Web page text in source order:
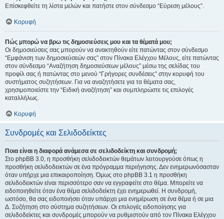
Επίσκεφθείτε τη λίστα μελών και πατήστε στον σύνδεσμο “Εύρεση μέλους”.
Κορυφή
Πώς μπορώ να βρω τις δημοσιεύσεις μου και τα θέματά μου;
Οι δημοσιεύσεις σας μπορούν να ανακτηθούν είτε πατώντας στον σύνδεσμο
“Εμφάνιση των δημοσιεύσεών σας” στον Πίνακα Ελέγχου Μέλους, είτε πατώντας
στον σύνδεσμο “Αναζήτηση δημοσιεύσεων μέλους” μέσω της σελίδας του
προφίλ σας ή πατώντας στο μενού “Γρήγορες συνδέσεις” στην κορυφή του
συστήματος συζητήσεων. Για να αναζητήσετε για τα θέματα σας,
χρησιμοποιείστε την “Ειδική αναζήτηση” και συμπληρώστε τις επιλογές
καταλλήλως.
Κορυφή
Συνδρομές και Σελιδοδείκτες
Ποια είναι η διαφορά ανάμεσα σε σελιδοδείκτη και συνδρομή;
Στο phpBB 3.0, η προσθήκη σελιδοδεικτών θεμάτων λειτουργούσε όπως η
προσθήκη σελιδοδεικτών σε ένα πρόγραμμα περιήγησης. Δεν ενημερωνόσασταν
όταν υπήρχε μια επικαιροποίηση. Όμως στο phpBB 3.1 η προσθήκη
σελιδοδεικτών είναι περισσότερο σαν να εγγραφείτε στο θέμα. Μπορείτε να
ειδοποιηθείτε όταν ένα θέμα σελιδοδείκτη έχει ενημερωθεί. Η συνδρομή,
ωστόσο, θα σας ειδοποιήσει όταν υπάρχει μια ενημέρωση σε ένα θέμα ή σε μια
Δ. Συζήτηση στο σύστημα συζητήσεων. Οι επιλογές ειδοποίησης για
σελιδοδείκτες και συνδρομές μπορούν να ρυθμιστούν από τον Πίνακα Ελέγχου